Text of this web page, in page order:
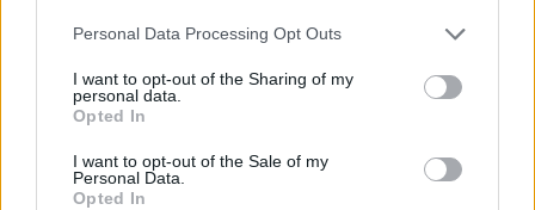
Please note that this website/app uses one or more Google
not limited to your visit or usage behaviour. You may click to
grant or deny consent to Google and its third-party tags to
use your data for below specified purposes in below Google
consent section.
Personal Data Processing Opt Outs
I want to opt-out of the Sharing of my
personal data.
Opted In
I want to opt-out of the Sale of my
Personal Data.
Opted In
napfény festői ábrázolásának lehetőségét,
realista táj- és portréművészetét.
forrás: